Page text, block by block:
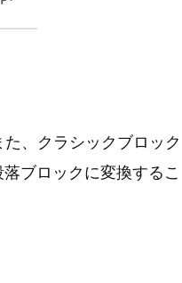
、クラシックブロック
ブロックに変換するこ